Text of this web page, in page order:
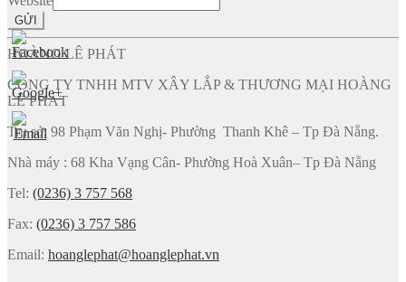
GỬI
HOÀNG LÊ PHÁT
CÔNG TY TNHH MTV XÂY LẮP & THƯƠNG MẠI HOÀNG
LÊ PHÁT
Trụ sở: 98 Phạm Văn Nghị- Phường Thanh Khê – Tp Đà Nẵng.
Nhà máy : 68 Kha Vạng Cân- Phường Hoà Xuân– Tp Đà Nẵng
Tel: (0236) 3 757 568
Fax: (0236) 3 757 586
Email: hoanglephat@hoanglephat.vn